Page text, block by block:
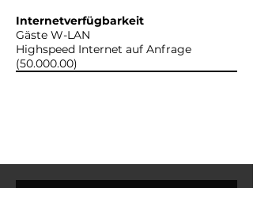
Internetverfügbarkeit
Gäste W-LAN
Highspeed Internet auf Anfrage
(50.000.00)